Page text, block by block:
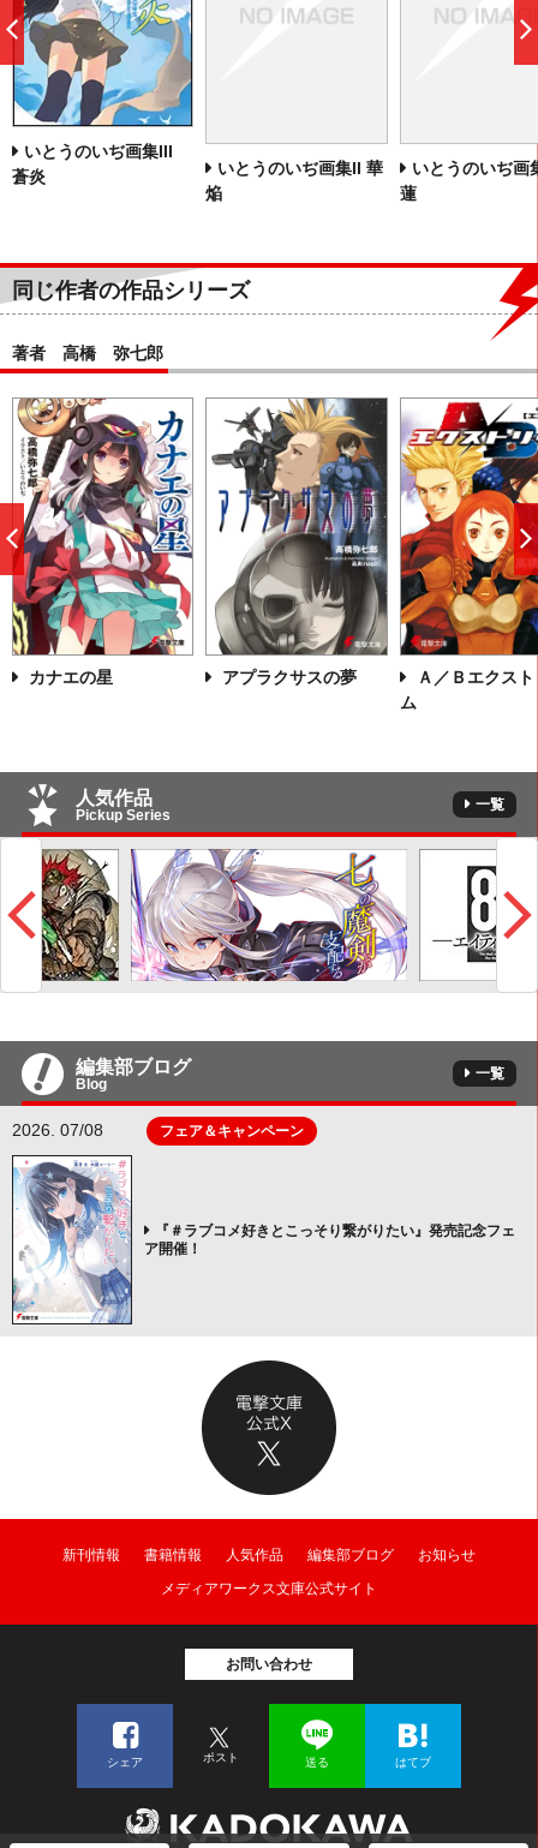
いとうのいぢ画集III
蒼炎
いとうのいぢ画集II 華
焔
いとうのいぢ画
蓮
へ
同じ作者の作品シリーズ
著者 高橋 弥七郎
カナエの星 アプラクサスの夢
Ａ／Ｂエクス
ム
前
へ
人気作品
Pickup Series
一覧
編集部ブログ
Blog
一覧
2026. 07/08 フェア＆キャンペーン
『＃ラブコメ好きとこっそり繋がりたい』発売記念フェ
ア開催！
新刊情報 書籍情報 人気作品 編集部ブログ
お知らせ
メディアワークス文庫公式サイト
お問い合わせ
シェア ポスト 送る はてブ